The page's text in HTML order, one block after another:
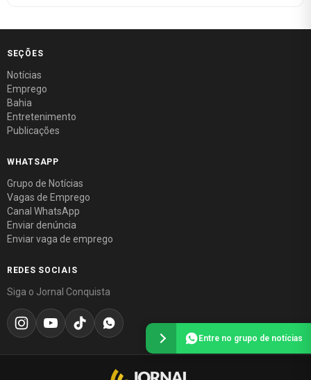
SEÇÕES
Notícias
Emprego
Bahia
Entretenimento
Publicações
WHATSAPP
Grupo de Notícias
Vagas de Emprego
Canal WhatsApp
Enviar denúncia
Enviar vaga de emprego
REDES SOCIAIS
Siga o Jornal Conquista
Entre no grupo de notícias